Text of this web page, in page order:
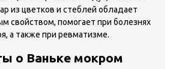
из цветков и стеблей обладает
свойством, помогает при болезнях
а также при ревматизме.
о Ваньке мокром